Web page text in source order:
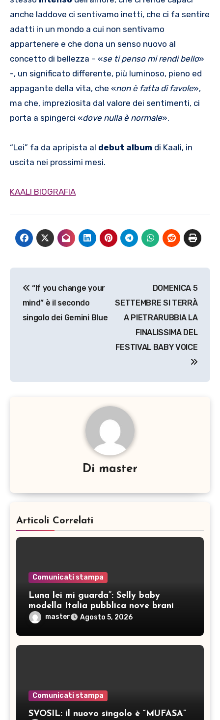
anche laddove ci sentivamo inetti, che ci fa sentire
adatti in un mondo a cui non sentivamo
appartenere e che dona un senso nuovo al
concetto di bellezza – «se ti penso mi rendi bello»
-, un significato differente, più luminoso, pieno ed
appagante della vita, che «non è fatta di favole»,
ma che, impreziosita dal valore dei sentimenti, ci
porta a spingerci «dove nulla è normale».
“Lei” fa da apripista al debut album di Kaali, in
uscita nei prossimi mesi.
KAALI BIOGRAFIA
articoli
“If you change your
mind” è il secondo
singolo dei Gemini Blue
DOMENICA 5
SETTEMBRE SI TERRÀ
A PIETRARUBBIA LA
FINALISSIMA DEL
FESTIVAL BABY VOICE
Di master
Articoli Correlati
Comunicati stampa
Luna lei mi guarda”: Selly baby
modella Italia pubblica nove brani
ineditimaster Agosto 5, 2026
Comunicati stampa
SVOSIL: il nuovo singolo è “MUFASA”